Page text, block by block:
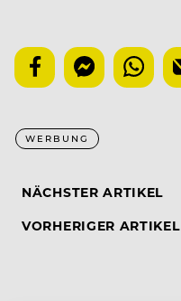
WERBUNG
NÄCHSTER ARTIKEL
VORHERIGER ARTIKEL